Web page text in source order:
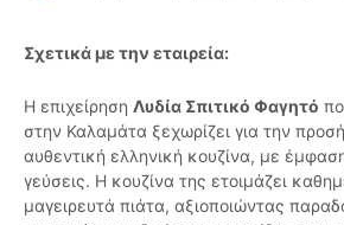
Σχετικά με την εταιρεία:
Η επιχείρηση Λυδία Σπιτικό Φαγητό
στην Καλαμάτα ξεχωρίζει για την
αυθεντική ελληνική κουζίνα, με
γεύσεις. Η κουζίνα της ετοιμάζει
μαγειρευτά πιάτα, αξιοποιώντας